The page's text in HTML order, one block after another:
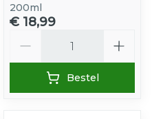
200ml
€ 18,99
Bestel